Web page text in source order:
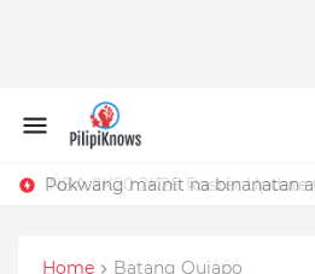
Home Batang Quiapo